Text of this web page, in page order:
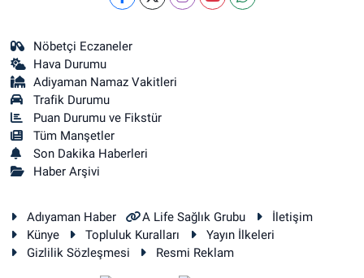
Nöbetçi Eczaneler
Hava Durumu
Adiyaman Namaz Vakitleri
Trafik Durumu
Puan Durumu ve Fikstür
Tüm Manşetler
Son Dakika Haberleri
Haber Arşivi
Adıyaman Haber A Life Sağlık Grubu
İletişim
Künye
Topluluk Kuralları
Yayın İlkeleri
Gizlilik Sözleşmesi
Resmi Reklam